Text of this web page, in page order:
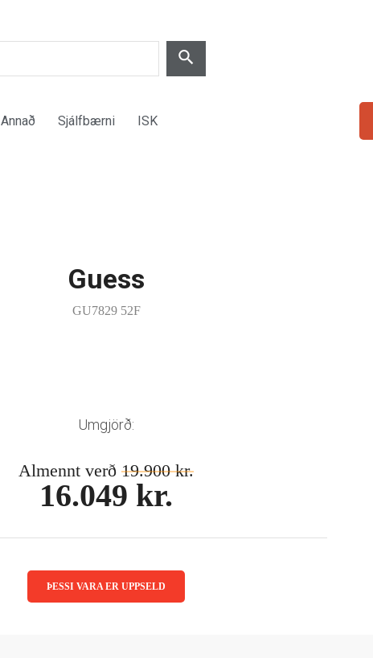
Annað Sjálfbærni ISK
Guess
GU7829 52F
Umgjörð:
Almennt verð 19.900 kr.
16.049 kr.
ÞESSI VARA ER UPPSELD